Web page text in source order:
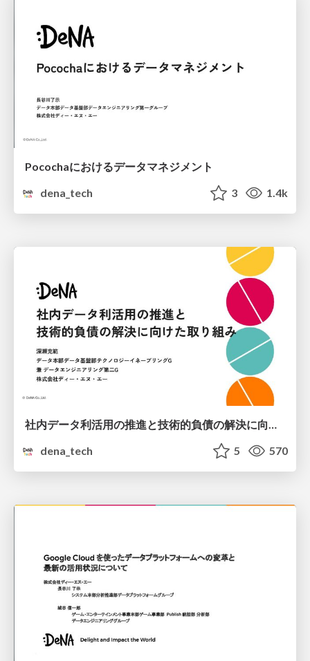
Pocochaにおけるデータマネジメント
dena_tech
3 1.4k
社内データ利活用の推進と技術的負債の解決に向けた取り組み
dena_tech
5 570